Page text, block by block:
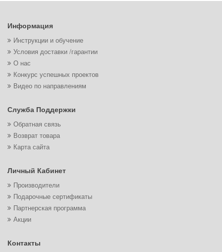
Информация
Инструкции и обучение
Условия доставки /гарантии
О нас
Конкурс успешных проектов
Видео по направлениям
Служба Поддержки
Обратная связь
Возврат товара
Карта сайта
Личный Кабинет
Производители
Подарочные сертификаты
Партнерская программа
Акции
Контакты